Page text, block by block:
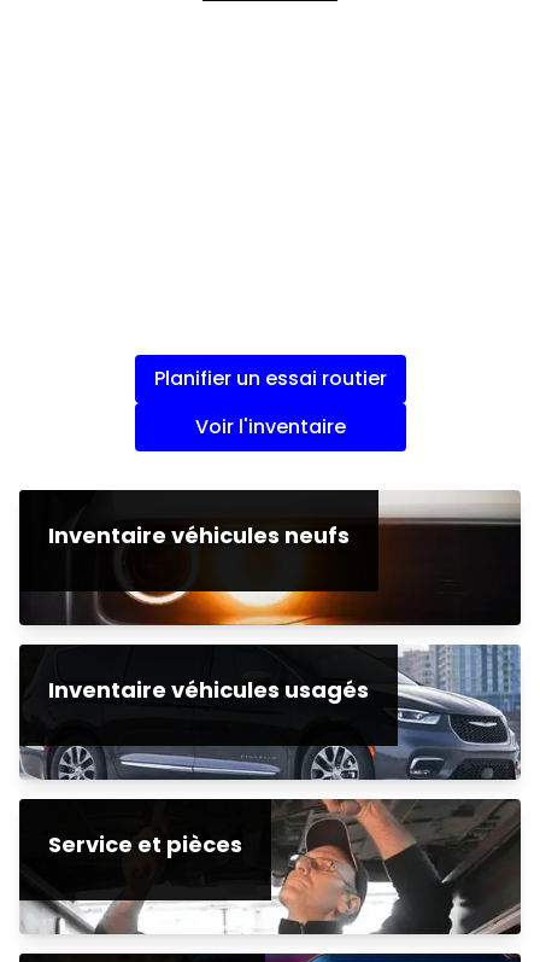
Planifier un essai routier
Voir l'inventaire
Inventaire véhicules neufs
Inventaire véhicules usagés
Service et pièces